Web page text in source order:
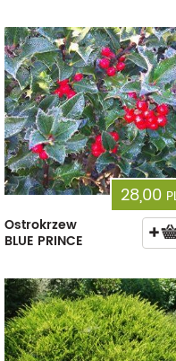
28,00
Ostrokrzew
BLUE PRINCE